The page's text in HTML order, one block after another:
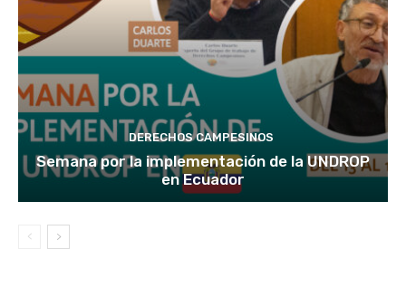
DERECHOS CAMPESINOS
Semana por la implementación de la UNDROP
en Ecuador